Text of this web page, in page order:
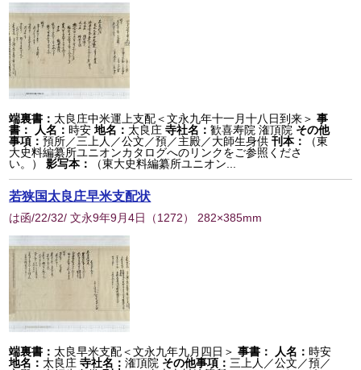
端裏書： 太良庄中米運上支配＜文永九年十一月十八日到来＞ 事
書：
人名：時安 地名： 太良庄 寺社名：歓喜寿院 潅頂院 その他
事項：預所／三上人／公文／預／主殿／大師生身供 刊本：
（東
大史料編纂所ユニオンカタログへのリンクをご参照くださ
い。）
影写本： （東大史料編纂所ユニオン...
若狭国太良庄早米支配状
は函/22/32/ 文永9年9月4日 （1272） 282×385mm
端裏書： 太良早米支配＜文永九年九月四日＞ 事書： 人名：時安
地名： 太良庄 寺社名：潅頂院 その他事項： 三上人／公文／預／